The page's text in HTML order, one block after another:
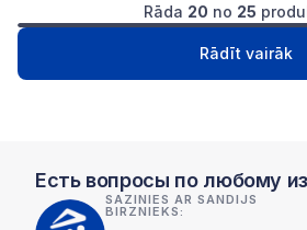
Rāda 20 no 25
Rādīt vairāk
1 2
Есть вопросы по любому
SAZINIES AR SANDIJS
BIRZNIEKS: